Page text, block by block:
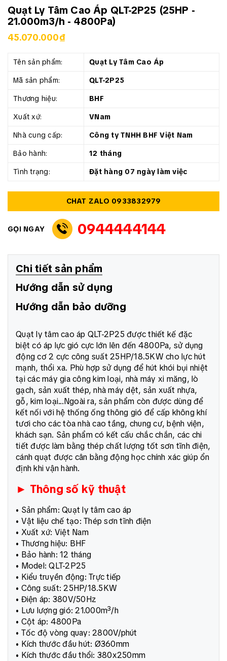
Quạt Ly Tâm Cao Áp QLT-2P25 (25HP -
21.000m3/h - 4800Pa)
45.070.000₫
Tên sản phẩm:
Quạt Ly Tâm Cao Áp
Mã sản phẩm:
QLT-2P25
Thương hiệu:
BHF
Xuất xứ:
VNam
Nhà cung cấp:
Công ty TNHH BHF Việt Nam
Bảo hành:
12 tháng
Tình trạng:
Đặt hàng 07 ngày làm việc
CHAT ZALO 0933832979
GỌI NGAY 0944444144
Chi tiết sản phẩm
Hướng dẫn sử dụng
Hướng dẫn bảo dưỡng
Quạt ly tâm cao áp QLT-2P25 được thiết kế đặc
biệt có áp lực gió cực lớn lên đến 4800Pa, sử dụng
động cơ 2 cực công suất 25HP/18.5KW cho lực hút
mạnh, thổi xa. Phù hợp sử dụng để hút khói bụi nhiệt
tại các máy gia công kim loại, nhà máy xi măng, lò
gạch, sản xuất thép, nhà máy dệt, sản xuất nhựa,
gỗ, kim loại...Ngoài ra, sản phẩm còn được dùng để
kết nối với hệ thống ống thông gió để cấp không khí
tươi cho các tòa nhà cao tầng, chung cư, bệnh viện,
khách sạn. Sản phẩm có kết cấu chắc chắn, các chi
tiết được làm bằng thép chất lượng tốt sơn tĩnh điện,
cánh quạt được cân bằng động học chính xác giúp ổn
định khi vận hành.
► Thông số kỹ thuật
• Sản phẩm: Quạt ly tâm cao áp
• Vật liệu chế tạo: Thép sơn tĩnh điện
• Xuất xứ: Việt Nam
• Thương hiệu: BHF
• Bảo hành: 12 tháng
• Model: QLT-2P25
• Kiểu truyền động: Trực tiếp
• Công suất: 25HP/18.5KW
• Điện áp: 380V/50Hz
• Lưu lượng gió: 21.000m³/h
• Cột áp: 4800Pa
• Tốc độ vòng quay: 2800V/phút
• Kích thước đầu hút: Ø360mm
• Kích thước đầu thổi: 380x250mm